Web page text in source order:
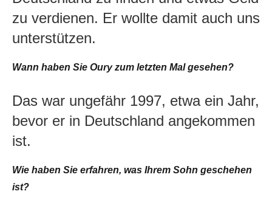
zu verdienen. Er wollte damit auch uns
unterstützen.
Wann haben Sie Oury zum letzten Mal gesehen?
Das war ungefähr 1997, etwa ein Jahr,
bevor er in Deutschland angekommen
ist.
Wie haben Sie erfahren, was Ihrem Sohn geschehen
ist?